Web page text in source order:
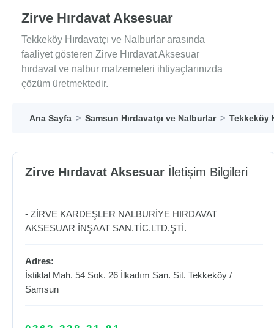
Zirve Hırdavat Aksesuar
Tekkeköy Hırdavatçı ve Nalburlar arasında
faaliyet gösteren Zirve Hırdavat Aksesuar
hırdavat ve nalbur malzemeleri ihtiyaçlarınızda
çözüm üretmektedir.
Ana Sayfa Samsun Hırdavatçı ve Nalburlar Tekkeköy
Zirve Hırdavat Aksesuar İletişim Bilgileri
- ZİRVE KARDEŞLER NALBURİYE HIRDAVAT
AKSESUAR İNŞAAT SAN.TİC.LTD.ŞTİ.
Adres:
İstiklal Mah. 54 Sok. 26 İlkadım San. Sit. Tekkeköy /
Samsun